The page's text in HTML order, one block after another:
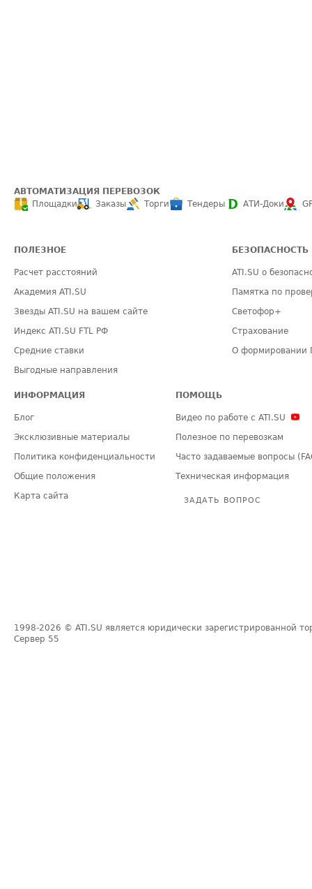
АВТОМАТИЗАЦИЯ ПЕРЕВОЗОК
Площадки
Заказы Торги Тендеры АТИ-Доки
ПОЛЕЗНОЕ
Расчет расстояний
Академия ATI.SU
Звезды ATI.SU на вашем сайте
Индекс ATI.SU FTL РФ
Средние ставки
Выгодные направления
БЕЗОПАСНОСТЬ
ATI.SU о
Памятка по
Светофор+
Страхование
О формировании
ИНФОРМАЦИЯ
Блог
Эксклюзивные материалы
Политика конфиденциальности
Общие положения
Карта сайта
ПОМОЩЬ
Видео по работе с ATI.SU
Полезное по перевозкам
Часто задаваемые вопросы
Техническая информация
ЗАДАТЬ ВОПРОС
1998-2026 © ATI.SU является юридически зарегистрированной
Сервер 55